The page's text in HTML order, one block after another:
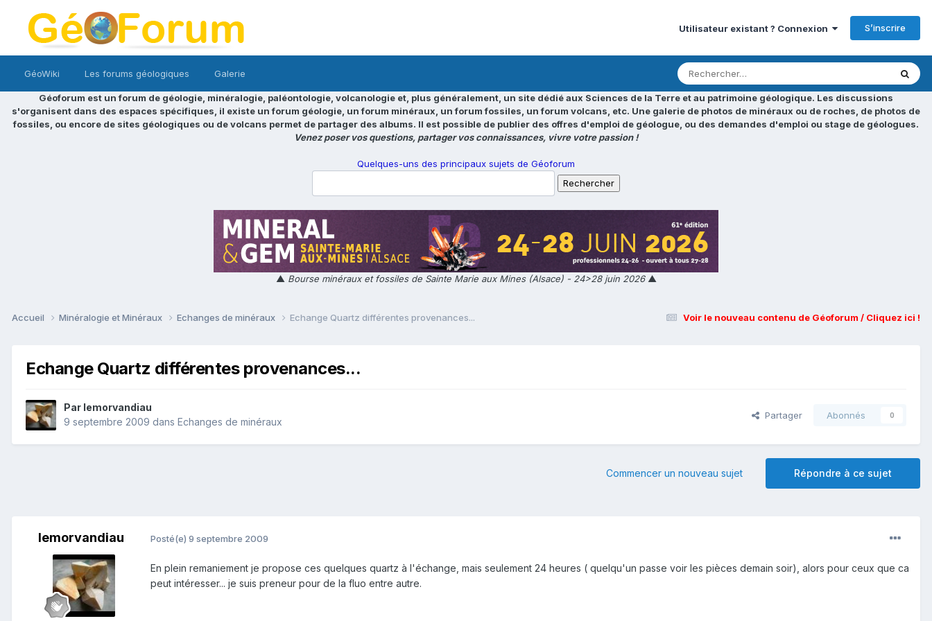
Utilisateur existant ? Connexion S’inscrire
GéoWiki Les forums géologiques Galerie
Géoforum est un forum de géologie, minéralogie, paléontologie, volcanologie et, plus généralement, un site dédié aux Sciences de la Terre et au patrimoine géologique. Les discussions
s'organisent dans des espaces spécifiques, il existe un forum géologie, un forum minéraux, un forum fossiles, un forum volcans, etc. Une galerie de photos de minéraux ou de roches, de photos de
fossiles, ou encore de sites géologiques ou de volcans permet de partager des albums. Il est possible de publier des offres d'emploi de géologue, ou des demandes d'emploi ou stage de géologues.
Venez poser vos questions, partager vos connaissances, vivre votre passion !
Quelques-uns des principaux sujets de Géoforum
▲ Bourse minéraux et fossiles de Sainte Marie aux Mines (Alsace) - 24>28 juin 2026▲
Voir le nouveau contenu de Géoforum / Cliquez ici !
Accueil Minéralogie et Minéraux Echanges de minéraux Echange Quartz différentes provenances...
Echange Quartz différentes provenances...
Par lemorvandiau
9 septembre 2009 dans Echanges de minéraux
Partager Abonnés 0
Répondre à ce sujet
Commencer un nouveau sujet
lemorvandiau Posté(e) 9 septembre 2009
En plein remaniement je propose ces quelques quartz à l'échange, mais seulement 24 heures ( quelqu'un passe voir les pièces demain soir), alors pour ceux que ca
peut intéresser... je suis preneur pour de la fluo entre autre.